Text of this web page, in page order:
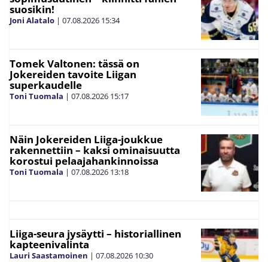
suosikin!
Joni Alatalo | 07.08.2026 15:34
Tomek Valtonen: tässä on
Jokereiden tavoite Liigan
superkaudelle
Toni Tuomala | 07.08.2026 15:17
Näin Jokereiden Liiga-joukkue
rakennettiin – kaksi ominaisuutta
korostui pelaajahankinnoissa
Toni Tuomala | 07.08.2026 13:18
Liiga-seura jysäytti – historiallinen
kapteenivalinta
Lauri Saastamoinen | 07.08.2026 10:30